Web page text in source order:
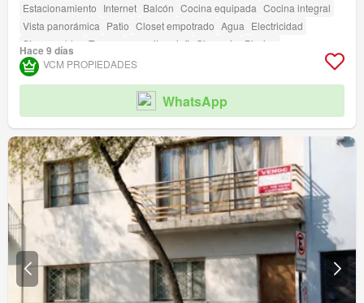
Estacionamiento Internet Balcón Cocina equipada Cocina integral
Vista panorámica Patio Closet empotrado Agua Electricidad
Sin amueblar
Terraza amenity_wi_fi Gimnasio
Piscina
Área para niños Ascensor
Caseta de vigilancia
Hace 9 días
VCM PROPIEDADES
WhatsApp